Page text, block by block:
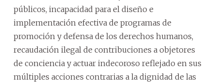
públicos, incapacidad para el diseño e
implementación efectiva de programas de
promoción y defensa de los derechos humanos,
recaudación ilegal de contribuciones a objetores
de conciencia y actuar indecoroso reflejado en sus
múltiples acciones contrarias a la dignidad de las